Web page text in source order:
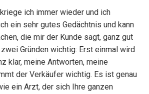
ich immer wieder und ich
ein sehr gutes Gedächtnis und kann
die mir der Kunde sagt, ganz gut
Gründen wichtig: Erst einmal wird
klar, meine Antworten, meine
der Verkäufer wichtig. Es ist genau
ein Arzt, der sich Ihre ganzen